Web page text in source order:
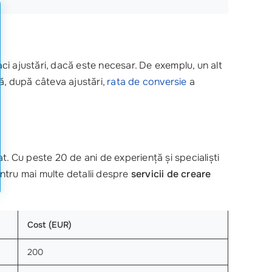
ajustări, dacă este necesar. De exemplu, un alt
după câteva ajustări, rata de conversie a
Cu peste 20 de ani de experiență și specialiști
mai multe detalii despre servicii de creare
Cost (EUR)
200